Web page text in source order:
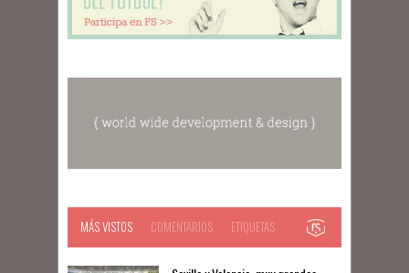
MÁS VISTOS COMENTARIOS ETIQUETAS